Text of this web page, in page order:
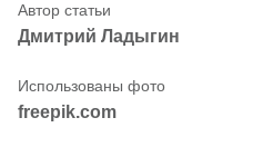
Дмитрий Ладыгин
freepik.com